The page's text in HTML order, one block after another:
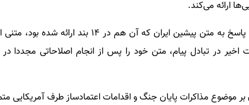
ارائه می‌کند.
وی خاطرنشان کرد: آمریکایی‌ها اخیراْ در پاسخ به متن پیشین ایران که
موضوع مذاکرات پایان جنگ و اقدامات اعتمادساز طرف آمریکایی